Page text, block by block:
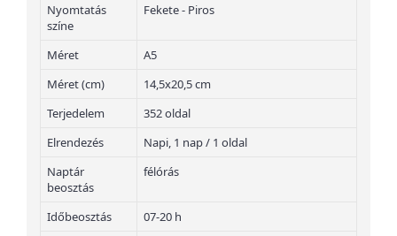
Nyomtatás
színe
Fekete - Piros
Méret
A5
Méret (cm)
14,5x20,5 cm
Terjedelem
352 oldal
Elrendezés
Napi, 1 nap / 1 oldal
Naptár
beosztás
félórás
Időbeosztás
07-20 h